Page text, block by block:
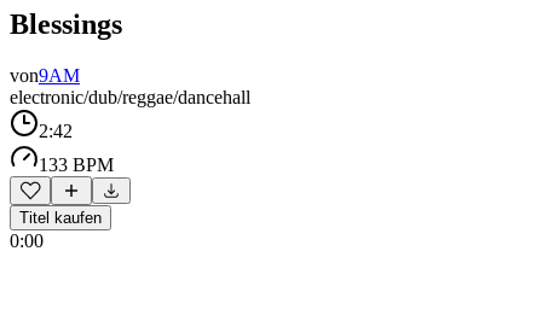
Blessings
von9AM
electronic/dub/reggae/dancehall
2:42
133 BPM
Titel kaufen
0:00